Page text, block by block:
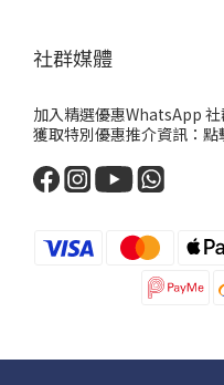
社群媒體
加入精選優惠WhatsApp 社
獲取特別優惠推介資訊： 點